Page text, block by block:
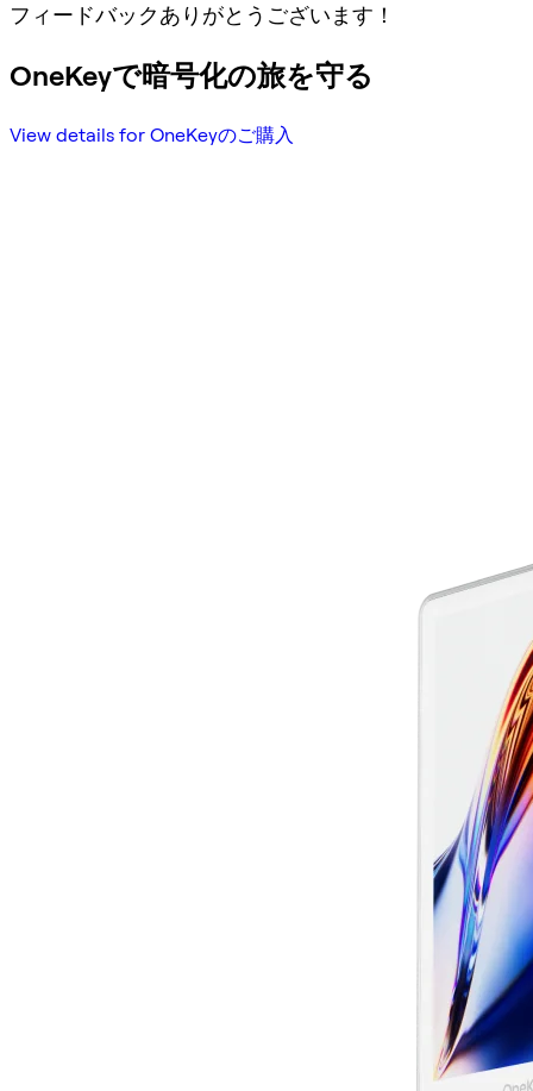
フィードバックありがとうございます！
OneKeyで暗号化の旅を守る
View details for OneKeyのご購入